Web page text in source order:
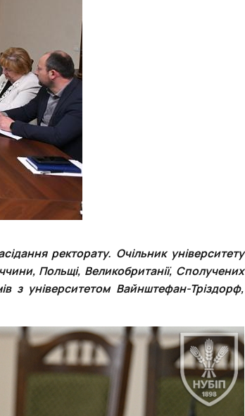
ректорату. Очільник університету
Польщі, Великобританії, Сполучених
з університетом Вайнштефан-Тріздорф,